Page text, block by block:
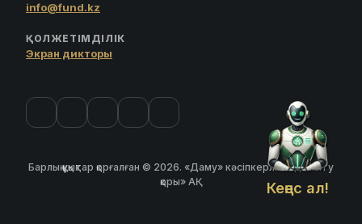
Кеңес ал!
info@fund.kz
ҚОЛЖЕТІМДІЛІК
Экран дикторы
Барлық құқықтар қорғалған © 2026. «Даму» кәсіпкерлікті дамыту
қоры» АҚ